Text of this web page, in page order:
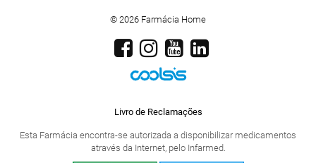
© 2026 Farmácia Home
Livro de Reclamações
Esta Farmácia encontra-se autorizada a disponibilizar medicamentos
através da Internet, pelo Infarmed.